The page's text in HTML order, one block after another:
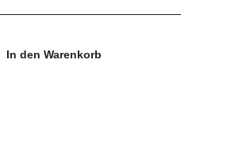
In den Warenkorb